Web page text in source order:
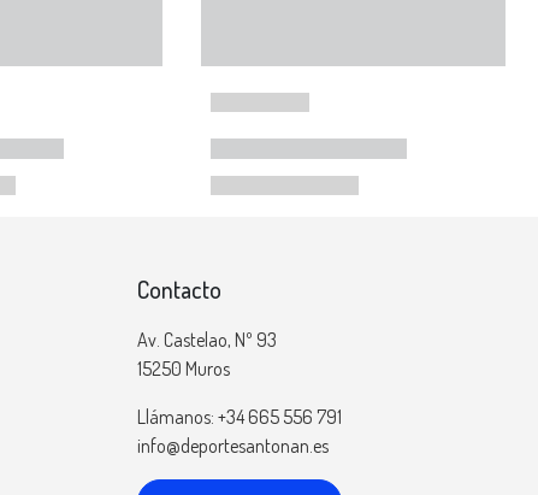
Contacto
Av. Castelao, Nº 93
15250 Muros
Llámanos: +34 665 556 791
info@deportesantonan.es